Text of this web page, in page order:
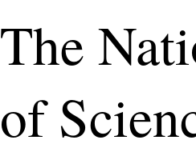
The
of